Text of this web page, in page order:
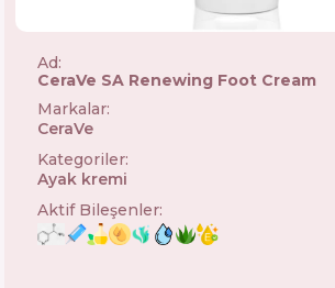
Ad:
CeraVe SA Renewing Foot Cream
Markalar:
CeraVe
Kategoriler:
Ayak kremi
Aktif Bileşenler: